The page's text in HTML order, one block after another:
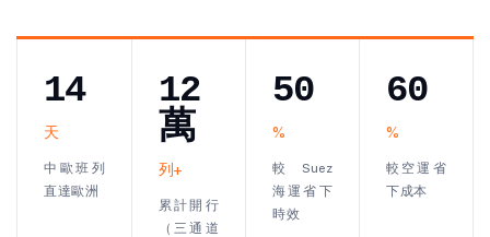
14
天
中歐班列
直達歐洲
12
萬
列+
累計開行
（三通道
50
%
較 Suez
海運省下
時效
60
%
較空運省
下成本